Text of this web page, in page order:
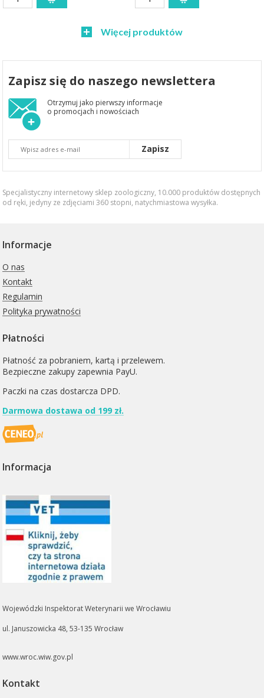
Więcej produktów
Zapisz się do naszego newslettera
Otrzymuj jako pierwszy informacje
o promocjach i nowościach
Zapisz
Specjalistyczny internetowy sklep zoologiczny, 10.000 produktów dostępnych
od ręki, jedyny ze zdjęciami 360 stopni, natychmiastowa wysyłka.
Informacje
O nas
Kontakt
Regulamin
Polityka prywatności
Płatności
Płatność za pobraniem, kartą i przelewem.
Bezpieczne zakupy zapewnia PayU.
Paczki na czas dostarcza DPD.
Darmowa dostawa od 199 zł.
Informacja
Wojewódzki Inspektorat Weterynarii we Wrocławiu
ul. Januszowicka 48, 53-135 Wrocław
www.wroc.wiw.gov.pl
Kontakt